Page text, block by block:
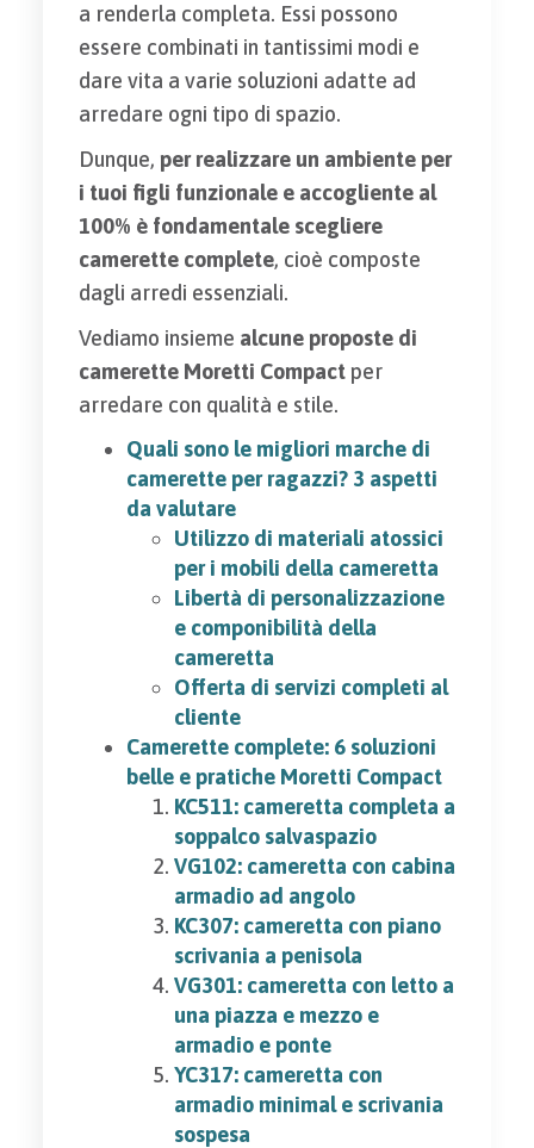
a renderla completa. Essi possono
essere combinati in tantissimi modi e
dare vita a varie soluzioni adatte ad
arredare ogni tipo di spazio.
Dunque, per realizzare un ambiente per
i tuoi figli funzionale e accogliente al
100% è fondamentale scegliere
camerette complete, cioè composte
dagli arredi essenziali.
Vediamo insieme alcune propostedi
camerette Moretti Compactper
arredare con qualità e stile.
Quali sono le migliori marche di
camerette per ragazzi? 3 aspetti
da valutare
Utilizzo di materiali atossici
per i mobili della cameretta
Libertà di personalizzazione
e componibilità della
cameretta
Offerta di servizi completi al
cliente
Camerette complete: 6 soluzioni
belle e pratiche Moretti Compact
KC511: cameretta completa a
soppalco salvaspazio
VG102: cameretta con cabina
armadio ad angolo
KC307: cameretta con piano
scrivania a penisola
VG301: cameretta con letto a
una piazza e mezzo e
armadio e ponte
YC317: cameretta con
armadio minimal e scrivania
sospesa